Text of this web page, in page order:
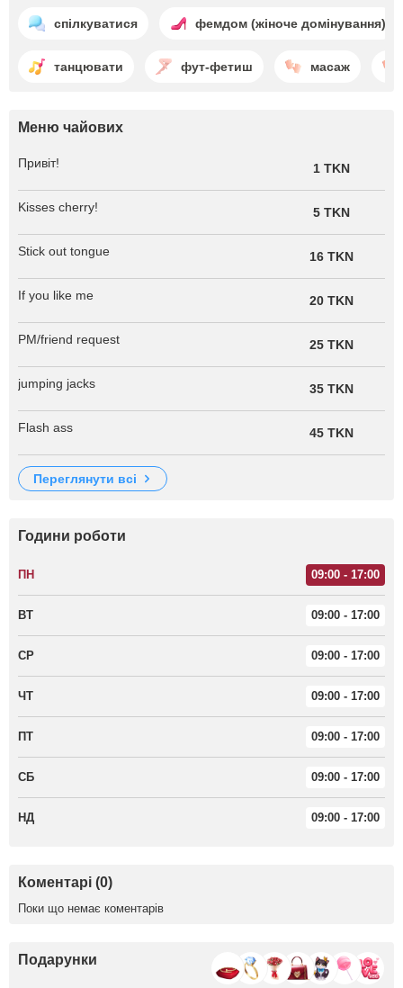
спілкуватися фемдом (жіноче домінування)
танцювати фут-фетиш масаж
Меню чайових
Привіт! 1 TKN
Kisses cherry! 5 TKN
Stick out tongue 16 TKN
If you like me 20 TKN
PM/friend request 25 TKN
jumping jacks 35 TKN
Flash ass 45 TKN
переглянути всі
Години роботи
ПН 09:00 - 17:00
ВТ 09:00 - 17:00
СР 09:00 - 17:00
ЧТ 09:00 - 17:00
ПТ 09:00 - 17:00
СБ 09:00 - 17:00
НД 09:00 - 17:00
Коментарі (0)
Поки що немає коментарів
Подарунки